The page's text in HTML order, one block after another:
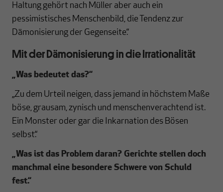
Haltung gehört nach Müller aber auch ein
pessimistisches Menschenbild, die Tendenz zur
Dämonisierung der Gegenseite.“
Mit der Dämonisierung in die Irrationalität
„Was bedeutet das?“
„Zu dem Urteil neigen, dass jemand in höchstem Maße
böse, grausam, zynisch und menschenverachtend ist.
Ein Monster oder gar die Inkarnation des Bösen
selbst.“
„Was ist das Problem daran? Gerichte stellen doch
manchmal eine besondere Schwere von Schuld
fest.“